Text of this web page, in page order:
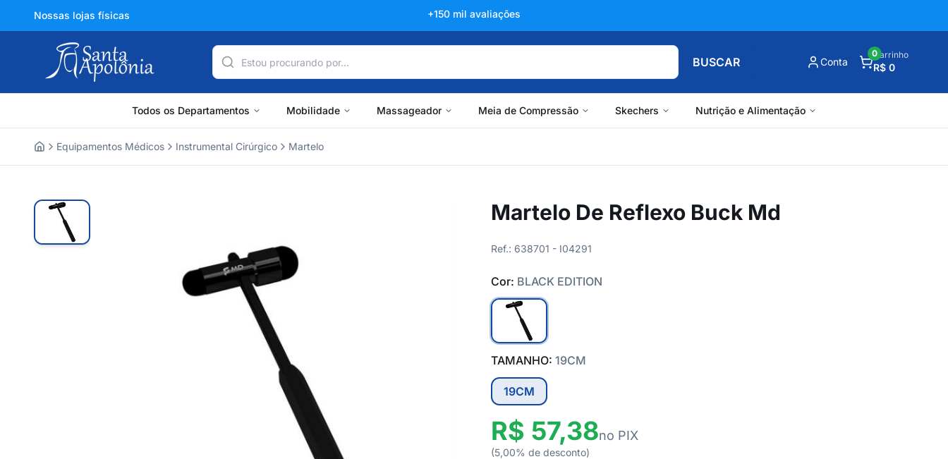
Nossas lojas físicas +150 mil avaliações
BUSCAR Conta
Carrinho
R$ 0
0
Todos os Departamentos Mobilidade Massageador Meia de Compressão Skechers Nutrição e Alimentação
Equipamentos Médicos Instrumental Cirúrgico Martelo
Martelo De Reflexo Buck Md
Ref.: 638701 - I04291
Cor: BLACK EDITION
TAMANHO: 19CM
19CM
R$ 57,38no PIX
(5,00% de desconto)